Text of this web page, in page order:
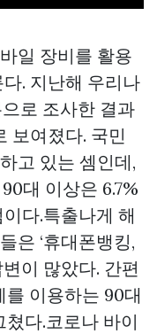
일 장비를 활용
. 지난해 우리나
로 조사한 결과
보여졌다. 국민
고 있는 셈인데,
대 이상은 6.7%
다.특출나게 해
은 ‘휴대폰뱅킹,
이 많았다. 간편
를 이용하는 90대
쳤다.코로나 바이